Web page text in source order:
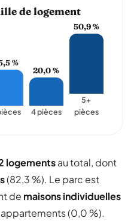
de logement
%
20,0 %
4 pièces
50,9 %
5+
pièces
logementsau total, dont
(82,3 %). Le parc est
de maisons individuelles
(0,0 %).